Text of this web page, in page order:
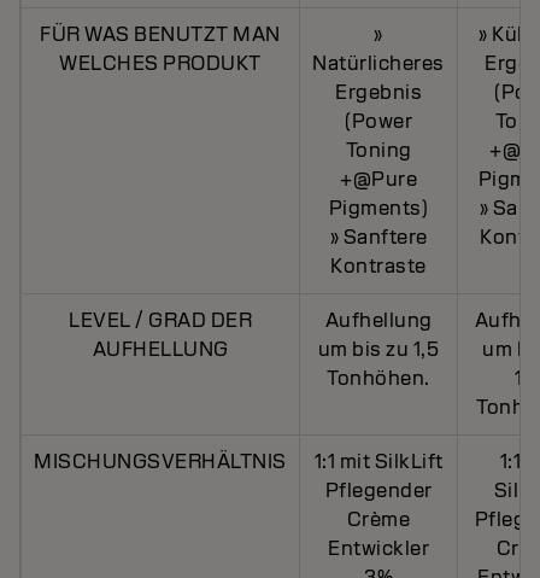
FÜR WAS BENUTZT MAN
WELCHES PRODUKT
»
Natürlicheres
Ergebnis
(Power
Toning
+@Pure
Pigments)
» Sanftere
Kontraste
»
»
LEVEL / GRAD DER
AUFHELLUNG
Aufhellung
um bis zu 1,5
Tonhöhen.
um
1,5
MISCHUNGSVERHÄLTNIS
1:1 mit SilkLift
Pflegender
Crème
Entwickler
1:1